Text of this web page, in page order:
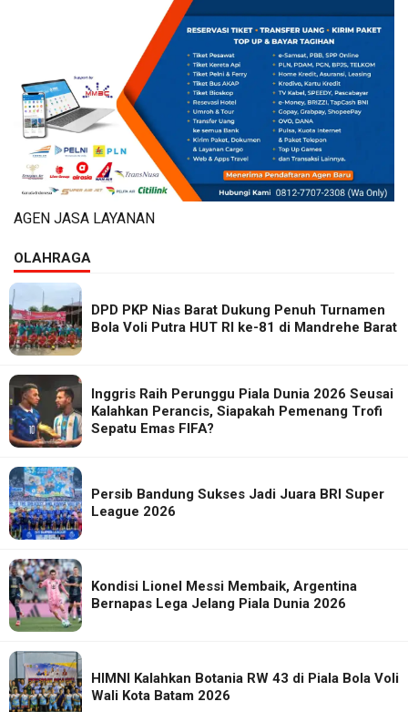
AGEN JASA LAYANAN
OLAHRAGA
DPD PKP Nias Barat Dukung Penuh Turnamen
Bola Voli Putra HUT RI ke-81 di Mandrehe Barat
Inggris Raih Perunggu Piala Dunia 2026 Seusai
Kalahkan Perancis, Siapakah Pemenang Trofi
Sepatu Emas FIFA?
Persib Bandung Sukses Jadi Juara BRI Super
League 2026
Kondisi Lionel Messi Membaik, Argentina
Bernapas Lega Jelang Piala Dunia 2026
HIMNI Kalahkan Botania RW 43 di Piala Bola Voli
Wali Kota Batam 2026